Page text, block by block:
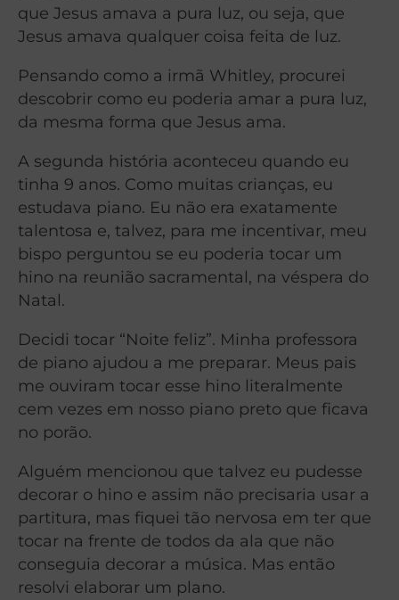
que Jesus amava a pura luz, ou seja, que
Jesus amava qualquer coisa feita de luz.
Pensando como a irmã Whitley, procurei
descobrir como eu poderia amar a pura luz,
da mesma forma que Jesus ama.
A segunda história aconteceu quando eu
tinha 9 anos. Como muitas crianças, eu
estudava piano. Eu não era exatamente
talentosa e, talvez, para me incentivar, meu
bispo perguntou se eu poderia tocar um
hino na reunião sacramental, na véspera do
Natal.
Decidi tocar “Noite feliz”. Minha professora
de piano ajudou a me preparar. Meus pais
me ouviram tocar esse hino literalmente
cem vezes em nosso piano preto que ficava
no porão.
Alguém mencionou que talvez eu pudesse
decorar o hino e assim não precisaria usar a
partitura, mas fiquei tão nervosa em ter que
tocar na frente de todos da ala que não
conseguia decorar a música. Mas então
resolvi elaborar um plano.